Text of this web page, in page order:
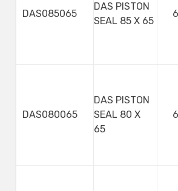
DAS085065
DAS PISTON
SEAL 85 X 65
DAS080065
DAS PISTON
SEAL 80 X
65